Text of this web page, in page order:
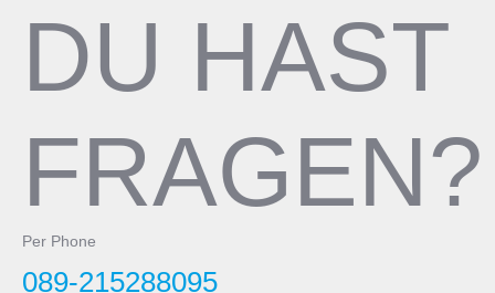
DU HAST
FRAGEN?
Per Phone
089-215288095